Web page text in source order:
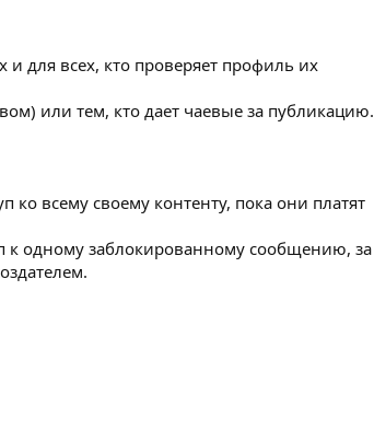
и для всех, кто проверяет профиль их
или тем, кто дает чаевые за публикацию.
ко всему своему контенту, пока они платят
к одному заблокированному сообщению, за